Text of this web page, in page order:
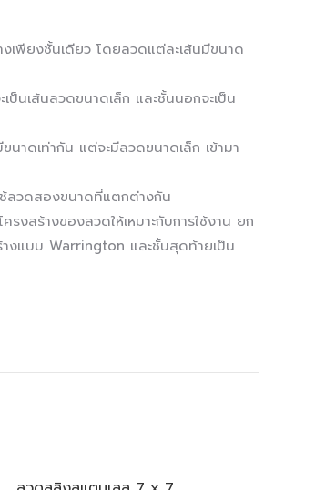
พียงชั้นเดียว โดยลวดแต่ละเส้นมีขนาด
นเส้นลวดขนาดเล็ก และชั้นนอกจะเป็น
าดเท่ากัน แต่จะมีลวดขนาดเล็ก เข้ามา
ช้ลวดสองขนาดที่แตกต่างกัน
งสร้างของลวดให้เหมาะกับการใช้งาน ยก
างแบบ Warrington และชั้นสุดท้ายเป็น